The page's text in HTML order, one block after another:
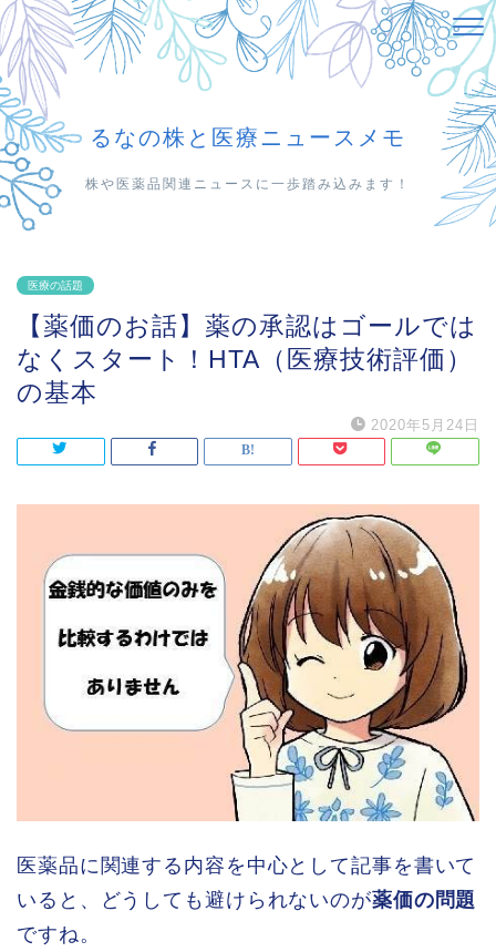
るなの株と医療ニュースメモ
株や医薬品関連ニュースに一歩踏み込みます！
医療の話題
【薬価のお話】薬の承認はゴールでは
なくスタート！HTA（医療技術評価）
の基本
2020年5月24日
医薬品に関連する内容を中心として記事を書いて
いると、どうしても避けられないのが薬価の問題
ですね。